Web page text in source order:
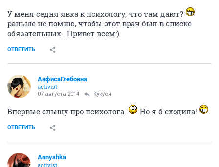
У меня седня явка к психологу, что там дают?
раньше не помню, чтобы этот врач был в списке
обязательных . Привет всем:)
ОТВЕТИТЬ
АнфисаГлебовна
activist
07 августа 2014 Кукуся
Впервые слышу про психолога. Но я б сходила!
ОТВЕТИТЬ
Annyshka
activist